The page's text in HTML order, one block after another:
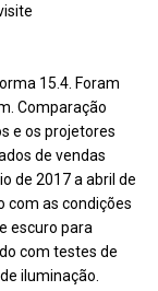
15.4. Foram
Comparação
e os projetores
de vendas
de 2017 a abril de
com as condições
escuro para
com testes de
iluminação.